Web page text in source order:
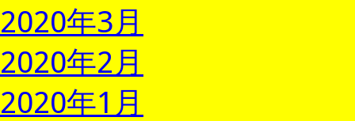
2020年3月
2020年2月
2020年1月